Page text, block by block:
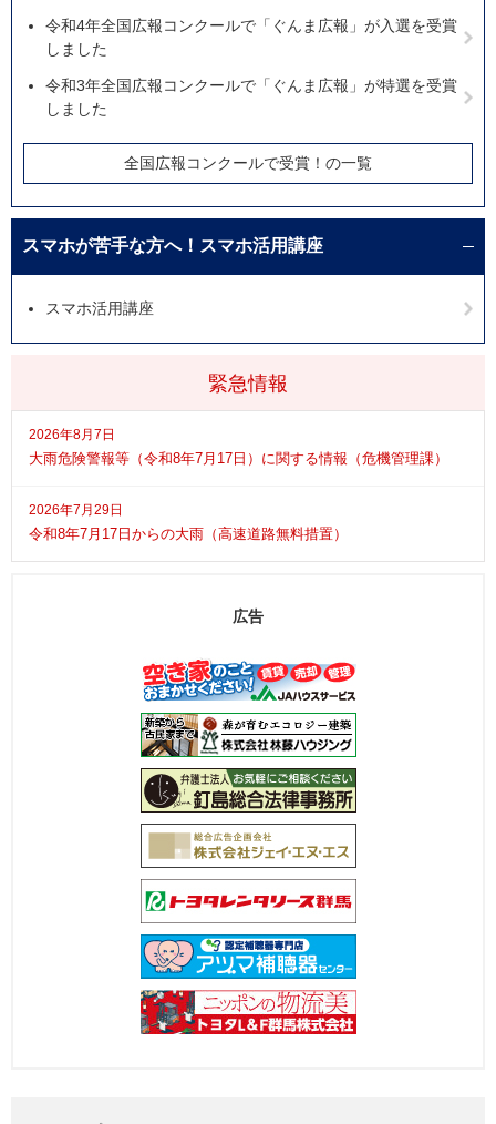
緊急情報
2026年8月7日
大雨危険警報等（令和8年7月17日）に関する情報（危機管理課）
2026年7月29日
令和8年7月17日からの大雨（高速道路無料措置）
令和4年全国広報コンクールで「ぐんま広報」が入選を受賞
しました
令和3年全国広報コンクールで「ぐんま広報」が特選を受賞
しました
全国広報コンクールで受賞！の一覧
スマホが苦手な方へ！スマホ活用講座
スマホ活用講座
広告